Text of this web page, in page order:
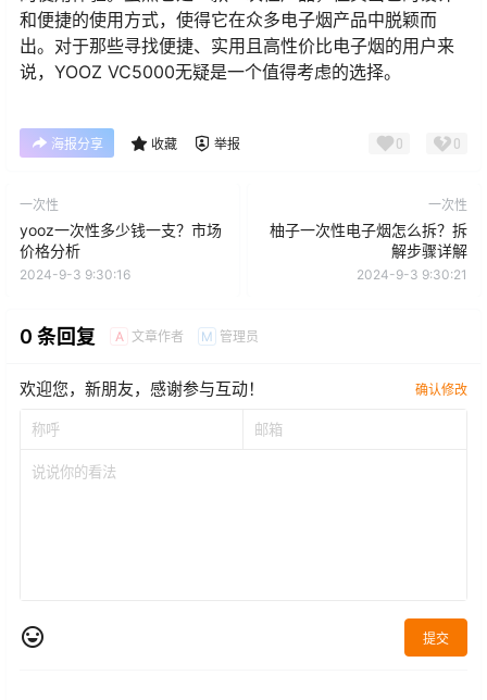
和便捷的使用方式，使得它在众多电子烟产品中脱颖而
出。对于那些寻找便捷、实用且高性价比电子烟的用户来
说，YOOZ VC5000无疑是一个值得考虑的选择。
海报分享 收藏 举报 0 0
一次性
yooz一次性多少钱一支？市场
价格分析
2024-9-3 9:30:16
一次性
柚子一次性电子烟怎么拆？拆
解步骤详解
2024-9-3 9:30:21
0 条回复 A 文章作者 M 管理员
欢迎您，新朋友，感谢参与互动！ 确认修改
提交